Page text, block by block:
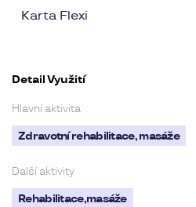
Karta Flexi
Detail Využití
Hlavní aktivita
Zdravotní rehabilitace, masáže
Další aktivity
Rehabilitace,masáže